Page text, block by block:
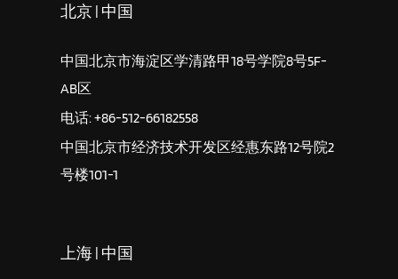
北京 | 中国
中国北京市海淀区学清路甲18号学院8号5F-
AB区
电话: +86-512-66182558
中国北京市经济技术开发区经惠东路12号院2
号楼101-1
上海 | 中国